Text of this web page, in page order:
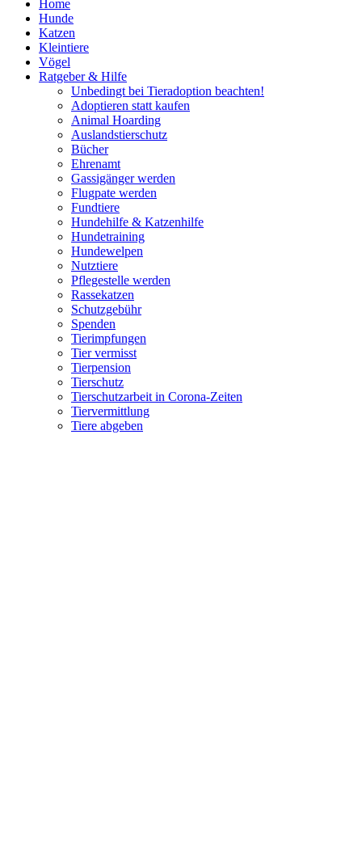
Home
Hunde
Katzen
Kleintiere
Vögel
Ratgeber & Hilfe
Unbedingt bei Tieradoption beachten!
Adoptieren statt kaufen
Animal Hoarding
Auslandstierschutz
Bücher
Ehrenamt
Gassigänger werden
Flugpate werden
Fundtiere
Hundehilfe & Katzenhilfe
Hundetraining
Hundewelpen
Nutztiere
Pflegestelle werden
Rassekatzen
Schutzgebühr
Spenden
Tierimpfungen
Tier vermisst
Tierpension
Tierschutz
Tierschutzarbeit in Corona-Zeiten
Tiervermittlung
Tiere abgeben